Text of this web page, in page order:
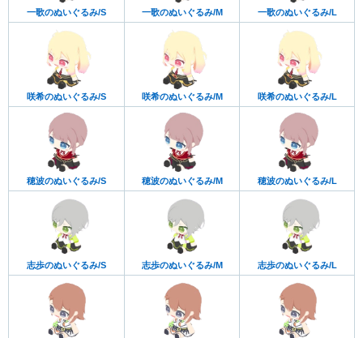
一歌のぬいぐるみ/S 一歌のぬいぐるみ/M 一歌のぬいぐるみ/L
咲希のぬいぐるみ/S 咲希のぬいぐるみ/M 咲希のぬいぐるみ/L
穂波のぬいぐるみ/S 穂波のぬいぐるみ/M 穂波のぬいぐるみ/L
志歩のぬいぐるみ/S 志歩のぬいぐるみ/M 志歩のぬいぐるみ/L